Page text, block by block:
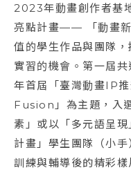
2023年動畫創作者基
亮點計畫—— 「動畫新
值的學生作品與團隊
實習的機會。第一屆
年首屆「臺灣動畫IP
Fusion」為主題，入
素」或以「多元語呈
計畫」學生團隊（小
訓練與輔導後的精彩